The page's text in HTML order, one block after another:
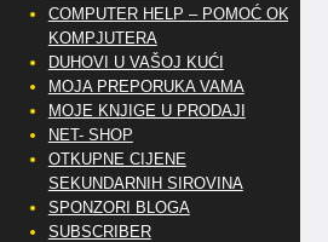
COMPUTER HELP – POMOĆ OKO
KOMPJUTERA
DUHOVI U VAŠOJ KUĆI
MOJA PREPORUKA VAMA
MOJE KNJIGE U PRODAJI
NET- SHOP
OTKUPNE CIJENE
SEKUNDARNIH SIROVINA
SPONZORI BLOGA
SUBSCRIBER